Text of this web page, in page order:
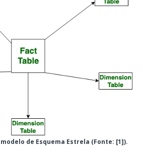
de Esquema Estrela (Fonte: [1]).